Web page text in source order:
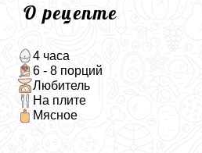
О рецепте
4 часа
6 - 8 порций
Любитель
На плите
Мясное